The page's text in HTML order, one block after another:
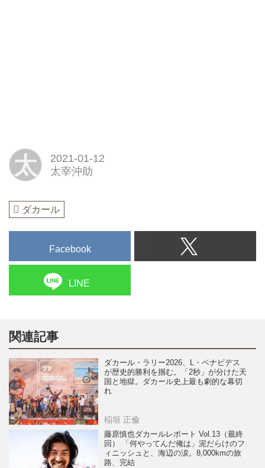
太
2021-01-12
太宰沖助
ダカール
Facebook
LINE
関連記事
ダカール・ラリー2026、L・ベナビデス
が歴史的勝利を掴む。「2秒」が分けた天
国と地獄。ダカール史上最も劇的な幕切
れ
稲垣 正倫
藤原慎也ダカールレポート Vol.13（最終
回） 「何やってんだ俺は」泥だらけのフ
ィニッシュと、海辺の涙。8,000kmの旅
路、完結